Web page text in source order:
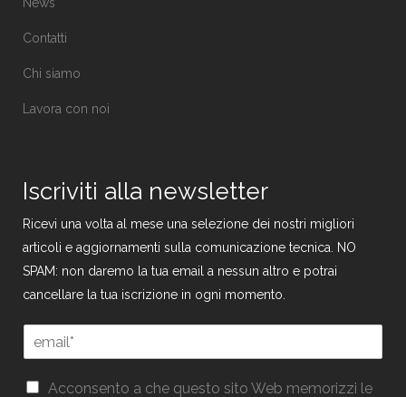
Contatti
Chi siamo
Lavora con noi
Iscriviti alla newsletter
Ricevi una volta al mese una selezione dei nostri migliori
articoli e aggiornamenti sulla comunicazione tecnica. NO
SPAM: non daremo la tua email a nessun altro e potrai
cancellare la tua iscrizione in ogni momento.
G
P
R
m
G
Acconsento a che questo sito Web memorizzi le